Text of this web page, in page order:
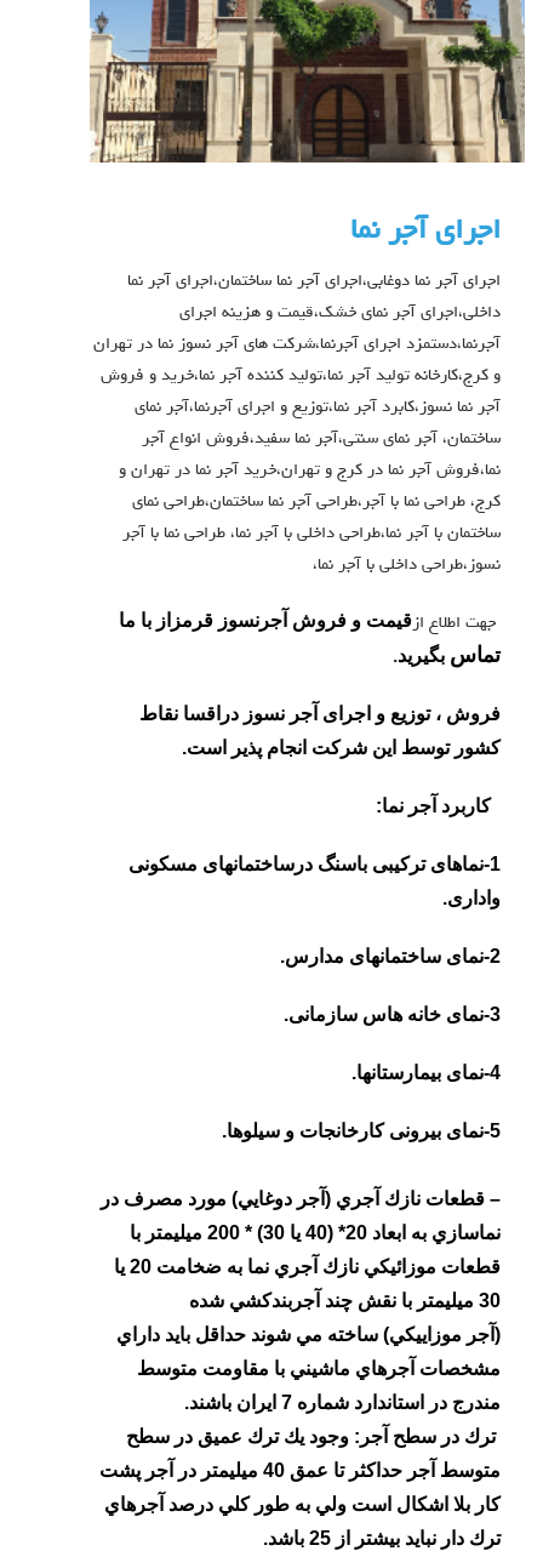
اجرای آجر نما
اجرای آجر نما دوغابی،اجرای آجر نما ساختمان،اجرای آجر نما
داخلی،اجرای آجر نمای خشک،قیمت و هزینه اجرای
آجرنما،دستمزد اجرای آجرنما،شرکت های آجر نسوز نما در تهران
و کرج،کارخانه تولید آجر نما،تولید کننده آجر نما،خرید و فروش
آجر نما نسوز،کابرد آجر نما،توزیع و اجرای آجرنما،آجر نمای
ساختمان، آجر نمای سنتی،آجر نما سفید،فروش انواع آجر
نما،فروش آجر نما در کرج و تهران،خرید آجر نما در تهران و
کرج، طراحی نما با آجر،طراحی آجر نما ساختمان،طراحی نمای
ساختمان با آجر نما،طراحی داخلی با آجر نما، طراحی نما با آجر
نسوز،طراحی داخلی با آجر نما،
جهت اطلاع ازقیمت و فروش آجرنسوز قرمزاز با ما
تماس بگیرید.
فروش ، توزیع و اجرای آجر نسوز دراقسا نقاط
کشور توسط این شرکت انجام پذیر است.
کاربرد آجر نما:
1-نماهای ترکیبی باسنگ درساختمانهای مسکونی
واداری.
2-نمای ساختمانهای مدارس.
3-نمای خانه هاس سازمانی.
4-نمای بیمارستانها.
5-نمای بیرونی کارخانجات و سیلوها.
– قطعات نازك آجر ي (آجر دوغايي) مورد مصرف در
نماسازي به ابعاد 20* (40 يا 30) * 200 ميليمتر با
قطعات موزائيكي نازك آجري
نما به ضخامت 20 يا
30 ميليمتر با نقش چند آجربندكشي شده
(آجر موزاييكي) ساخته مي شوند حداقل بايد داراي
مشخصات آجر هاي ماشيني با مقاومت متوسط
مندرج در استاندارد شماره 7 ايران باشند.
ترك در سطح آجر: وجود يك ترك عميق در سطح
متوسط آجر حداكثر تا عمق 40 ميليمتر در آجر پشت
كار بلا اشكال است ولي به طور كلي درصد آجر هاي
ترك دار نبايد بيشتر از 25 باشد.